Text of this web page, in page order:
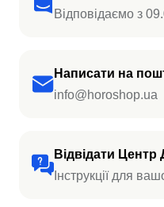
Відповідаємо з
Написати на
info@horoshop.ua
Відвідати
Інструкції для